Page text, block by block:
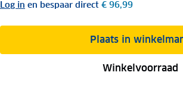
Log in en bespaar direct € 96,99
Plaats in
Winkelvoorraad